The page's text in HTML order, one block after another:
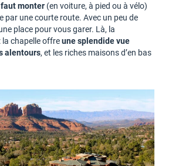
monter (en voiture, à pied ou à vélo)
par une courte route. Avec un peu de
place pour vous garer. Là, la
la chapelle offreune splendide vue
alentours, et les riches maisons d’en bas